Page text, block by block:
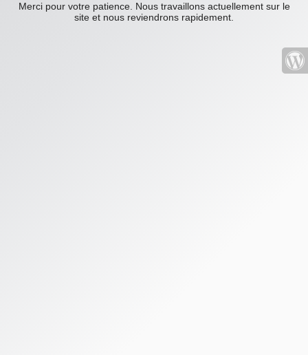
Merci pour votre patience. Nous travaillons actuellement sur le
site et nous reviendrons rapidement.